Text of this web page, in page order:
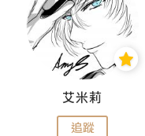
艾米莉
追蹤